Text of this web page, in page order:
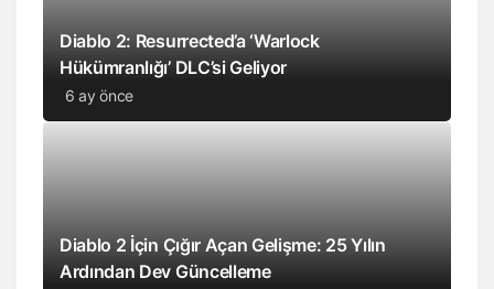
Diablo 2: Resurrected’a ‘Warlock
Hükümranlığı’ DLC’si Geliyor
6 ay önce
Diablo 2 İçin Çığır Açan Gelişme: 25 Yılın
Ardından Dev Güncelleme